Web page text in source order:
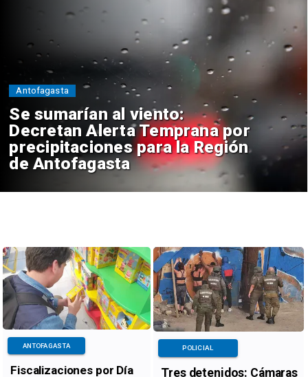
Se sumarían al viento:
Decretan Alerta Temprana por
precipitaciones para la Región
de Antofagasta
Antofagasta
Fiscalizaciones por Día
ANTOFAGASTA
Tres detenidos: Cámaras
POLICIAL